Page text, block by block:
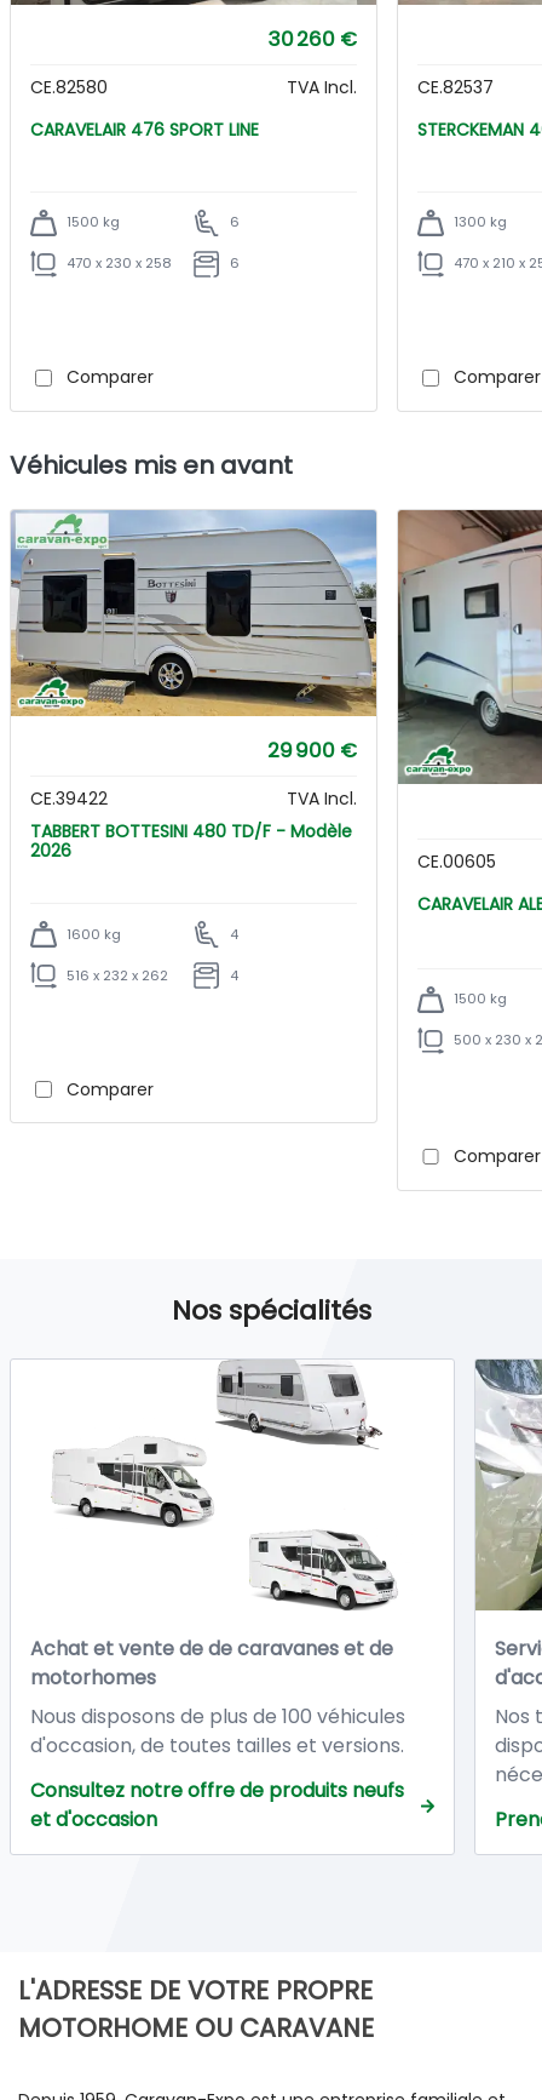
30 260 €
CE.82580
TVA Incl.
CARAVELAIR 476 SPORT LINE
1500 kg 6
470 x 230 x 258 6
Comparer
CE.82537
1300 kg
470 x 210 x
Comparer
Véhicules mis en avant
29 900 €
CE.39422
TVA Incl.
TABBERT BOTTESINI 480 TD/F - Modèle
2026
1600 kg 4
516 x 232 x 262 4
Comparer
CE.00605
1500 kg
500 x 230 x
Comparer
Nos spécialités
Achat et vente de de caravanes et de
motorhomes
Nous disposons de plus de 100 véhicules
d'occasion, de toutes tailles et versions.
Tous nos véhicules d'occasion sont vendus
avec : Garantie totale de 12 mois à
compter de la date de livraison dans nos
ateliers.
Consultez notre offre de produits neufs
et d'occasion
Nos
L'ADRESSE DE VOTRE PROPRE
MOTORHOME OU CARAVANE